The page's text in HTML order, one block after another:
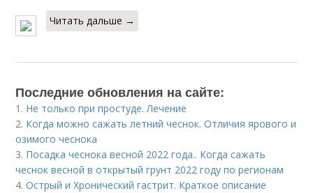
Читать дальше →
Последние обновления на сайте:
1. Не только при простуде. Лечение
2. Когда можно сажать летний чеснок. Отличия ярового и
озимого чеснока
3. Посадка чеснока весной 2022 года.. Когда сажать
чеснок весной в открытый грунт 2022 году по регионам
4.Острый и Хронический гастрит. Краткое описание